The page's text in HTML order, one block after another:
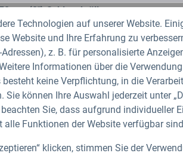
(2") Schlauchtülle
Technologien auf unserer Website.
Website und Ihre Erfahrung zu
z. B. für personalisierte
Informationen über die
keine Verpflichtung, in die
Sie können Ihre Auswahl jederzeit unter
Sie, dass aufgrund individueller
alle Funktionen der Website verfügbar
klicken, stimmen Sie der